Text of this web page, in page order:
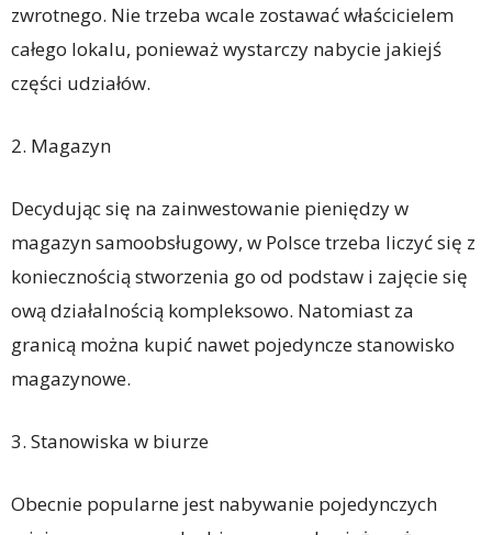
zwrotnego. Nie trzeba wcale zostawać właścicielem
całego lokalu, ponieważ wystarczy nabycie jakiejś
części udziałów.
2. Magazyn
Decydując się na zainwestowanie pieniędzy w
magazyn samoobsługowy, w Polsce trzeba liczyć się z
koniecznością stworzenia go od podstaw i zajęcie się
ową działalnością kompleksowo. Natomiast za
granicą można kupić nawet pojedyncze stanowisko
magazynowe.
3. Stanowiska w biurze
Obecnie popularne jest nabywanie pojedynczych